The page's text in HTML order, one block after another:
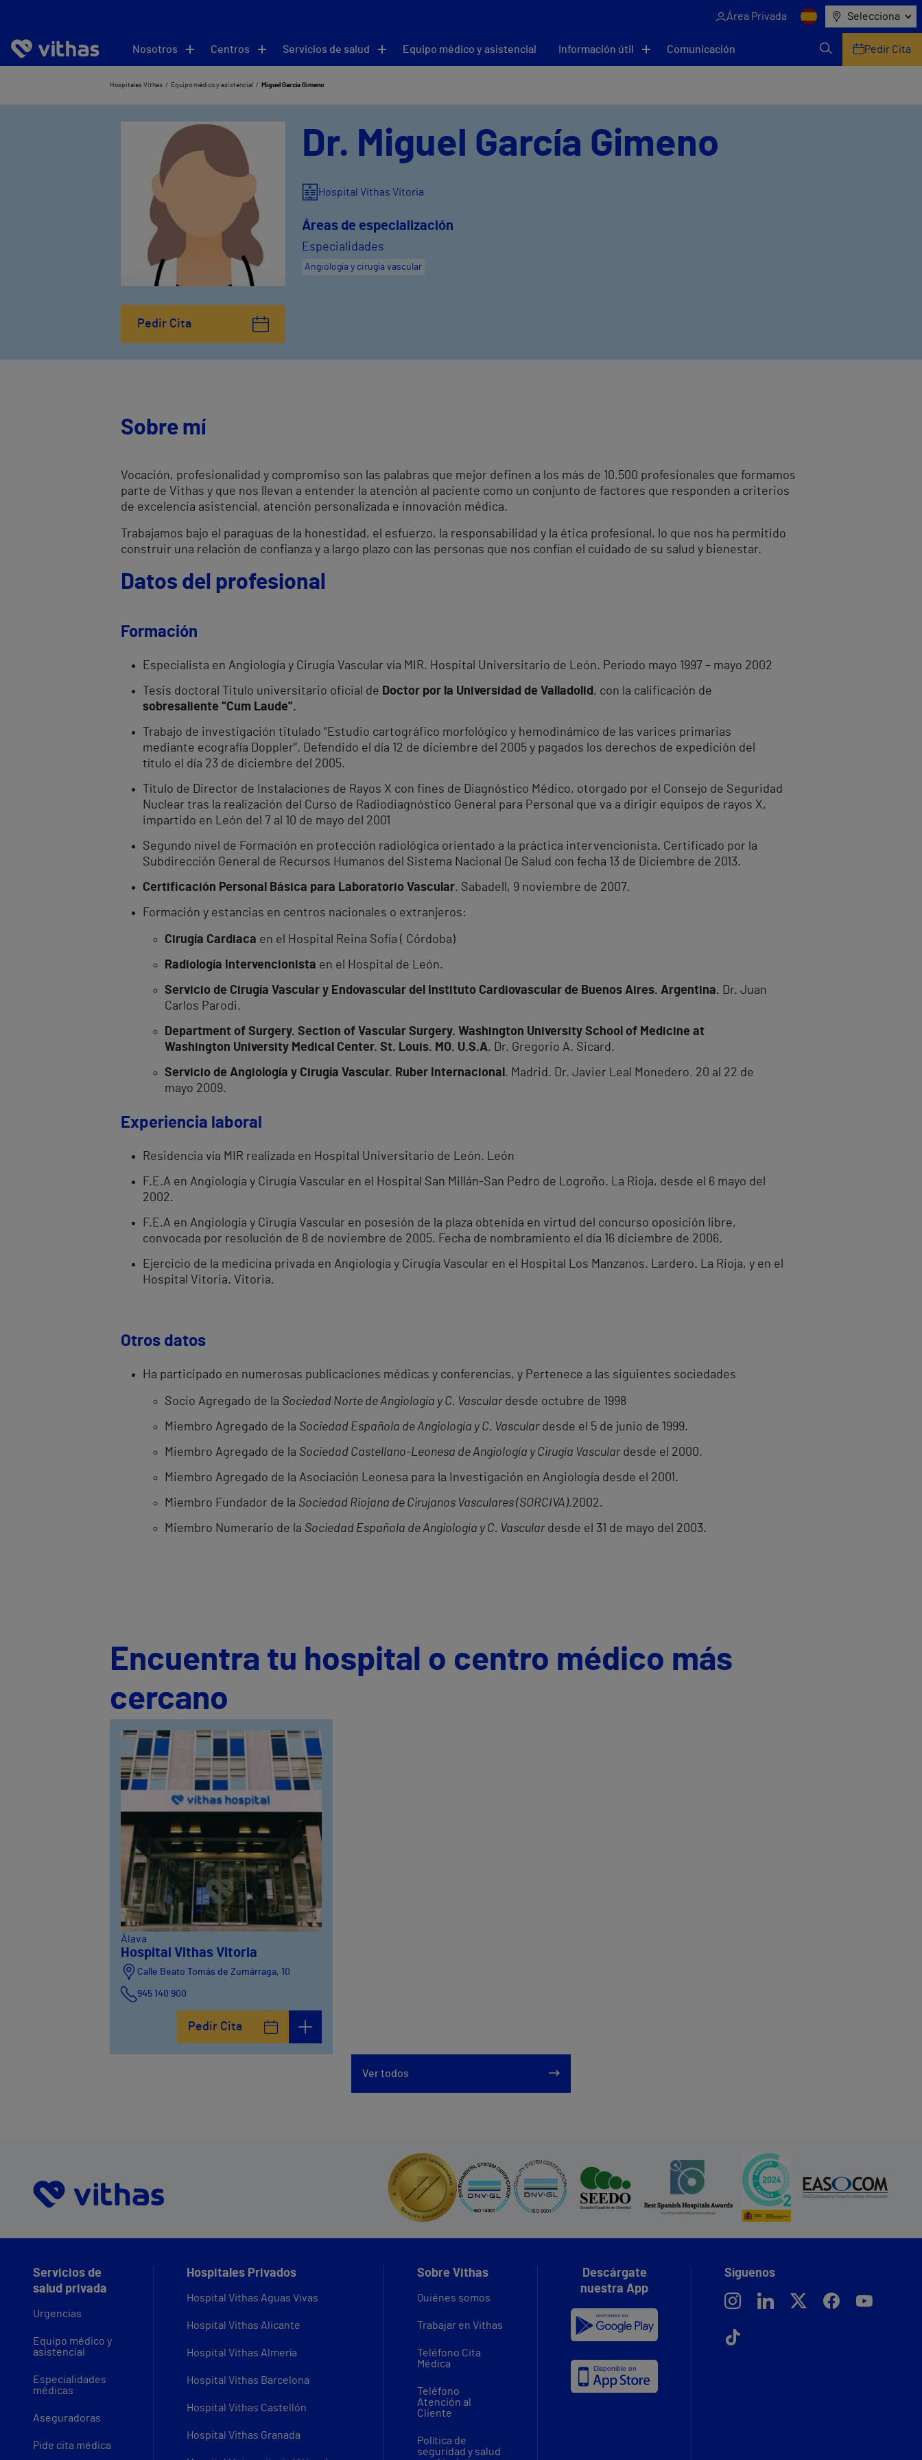
Área Privada Selecciona
Nosotros Centros Servicios de salud Equipo médico y asistencial Información útil Comunicación Pedir Cita
Hospitales Vithas Equipo médico y asistencial Miguel García Gimeno
Pedir Cita
Dr. Miguel García Gimeno
Hospital Vithas Vitoria
Áreas de especialización
Especialidades
Angiología y cirugía vascular
Sobre mí
Vocación, profesionalidad y compromiso son las palabras que mejor definen a los más de 10.500 profesionales que formamos
parte de Vithas y que nos llevan a entender la atención al paciente como un conjunto de factores que responden a criterios
de excelencia asistencial, atención personalizada e innovación médica.
Trabajamos bajo el paraguas de la honestidad, el esfuerzo, la responsabilidad y la ética profesional, lo que nos ha permitido
construir una relación de confianza y a largo plazo con las personas que nos confían el cuidado de su salud y bienestar.
Datos del profesional
Formación
Especialista en Angiología y Cirugía Vascular vía MIR. Hospital Universitario de León. Período mayo 1997 – mayo 2002
Tesis doctoral Titulo universitario oficial de Doctor por la Universidad de Valladolid , con la calificación de
sobresaliente “Cum Laude”.
Trabajo de investigación titulado “Estudio cartográfico morfológico y hemodinámico de las varices primarias
mediante ecografía Doppler”. Defendido el día 12 de diciembre del 2005 y pagados los derechos de expedición del
título el día 23 de diciembre del 2005.
Título de Director de Instalaciones de Rayos X con fines de Diagnóstico Médico, otorgado por el Consejo de Seguridad
Nuclear tras la realización del Curso de Radiodiagnóstico General para Personal que va a dirigir equipos de rayos X,
impartido en León del 7 al 10 de mayo del 2001
Segundo nivel de Formación en protección radiológica orientado a la práctica intervencionista. Certificado por la
Subdirección General de Recursos Humanos del Sistema Nacional De Salud con fecha 13 de Diciembre de 2013.
Certificación Personal Básica para Laboratorio Vascular. Sabadell, 9 noviembre de 2007.
Formación y estancias en centros nacionales o extranjeros:
Cirugía Cardiaca en el Hospital Reina Sofía ( Córdoba)
Radiología Intervencionista en el Hospital de León.
Servicio de Cirugía Vascular y Endovascular del Instituto Cardiovascular de Buenos Aires. Argentina. Dr. Juan
Carlos Parodi.
Department of Surgery. Section of Vascular Surgery. Washington University School of Medicine at
Washington University Medical Center. St. Louis. MO. U.S.A. Dr. Gregorio A. Sicard.
Servicio de Angiología y Cirugía Vascular. Ruber Internacional . Madrid. Dr. Javier Leal Monedero. 20 al 22 de
mayo 2009.
Experiencia laboral
Residencia vía MIR realizada en Hospital Universitario de León. León
F.E.A en Angiología y Cirugía Vascular en el Hospital San Millán-San Pedro de Logroño. La Rioja, desde el 6 mayo del
2002.
F.E.A en Angiología y Cirugía Vascular en posesión de la plaza obtenida en virtud del concurso oposición libre,
convocada por resolución de 8 de noviembre de 2005. Fecha de nombramiento el día 16 diciembre de 2006.
Ejercicio de la medicina privada en Angiología y Cirugía Vascular en el Hospital Los Manzanos. Lardero. La Rioja, y en el
Hospital Vitoria. Vitoria.
Otros datos
Ha participado en numerosas publicaciones médicas y conferencias, y Pertenece a las siguientes sociedades
Socio Agregado de la Sociedad Norte de Angiología y C. Vasculardesde octubre de 1998
Miembro Agregado de la Sociedad Española de Angiología y C. Vasculardesde el 5 de junio de 1999.
Miembro Agregado de la Sociedad Castellano-Leonesa de Angiología y Cirugía Vasculardesde el 2000.
Miembro Agregado de la Asociación Leonesa para la Investigación en Angiología desde el 2001.
Miembro Fundador de la Sociedad Riojana de Cirujanos Vasculares (SORCIVA).2002.
Miembro Numerario de la Sociedad Española de Angiología y C. Vasculardesde el 31 de mayo del 2003.
Encuentra tu hospital o centro médico más
cercano
Álava
Hospital Vithas Vitoria
Calle Beato Tomás de Zumárraga, 10
945 140 900
Pedir Cita
Ver todos
Servicios de
salud privada
Urgencias
Equipo médico y
asistencial
Especialidades
médicas
Aseguradoras
Pide cita médica
Hospitales Privados
Hospital Vithas Aguas Vivas
Hospital Vithas Alicante
Hospital Vithas Almería
Hospital Vithas Barcelona
Hospital Vithas Castellón
Hospital Vithas Granada
Sobre Vithas
Quiénes somos
Trabajar en Vithas
Teléfono Cita
Médica
Teléfono
Atención al
Cliente
Política de
seguridad y salud
Descárgate
nuestra App
Síguenos